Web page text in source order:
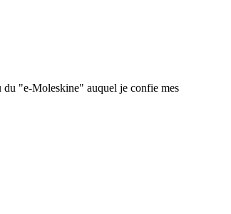
du "e-Moleskine" auquel je confie mes